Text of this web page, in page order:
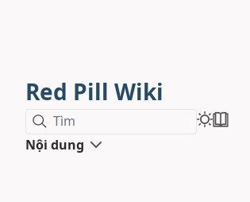
Red Pill Wiki
Tìm
Nội dung